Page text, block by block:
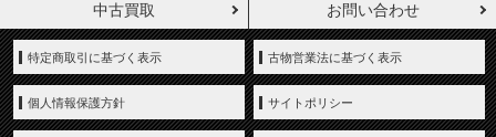
中古買取 お問い合わせ
特定商取引に基づく表示 古物営業法に基づく表示
個人情報保護方針 サイトポリシー